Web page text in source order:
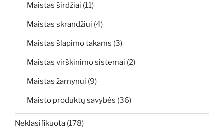
Maistas širdžiai (11)
Maistas skrandžiui (4)
Maistas šlapimo takams (3)
Maistas virškinimo sistemai (2)
Maistas žarnynui (9)
Maisto produktų savybės (36)
Neklasifikuota (178)